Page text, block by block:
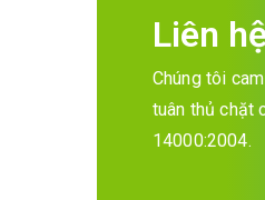
Liên
Chúng tôi
tuân thủ chặt
14000:2004.